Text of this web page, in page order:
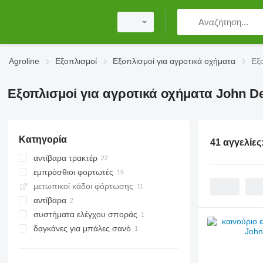
Agroline Εξοπλισμοί Εξοπλισμοί για αγροτικά οχήματα
Εξοπλισμοί για αγροτικά οχήματα John
Κατηγορία
αντίβαρα τρακτέρ
εμπρόσθιοι φορτωτές
μετωπικοί κάδοι φόρτωσης
αντίβαρα
συστήματα ελέγχου σποράς
δαγκάνες για μπάλες σανό
41 αγγελίες: